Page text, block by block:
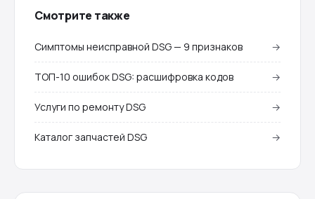
Смотрите также
Симптомы неисправной DSG — 9 признаков →
ТОП-10 ошибок DSG: расшифровка кодов →
Услуги по ремонту DSG →
Каталог запчастей DSG →